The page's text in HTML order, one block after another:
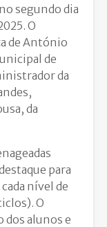
segundo dia
O
de António
de
da
da
para
nível de
O
dos alunos e